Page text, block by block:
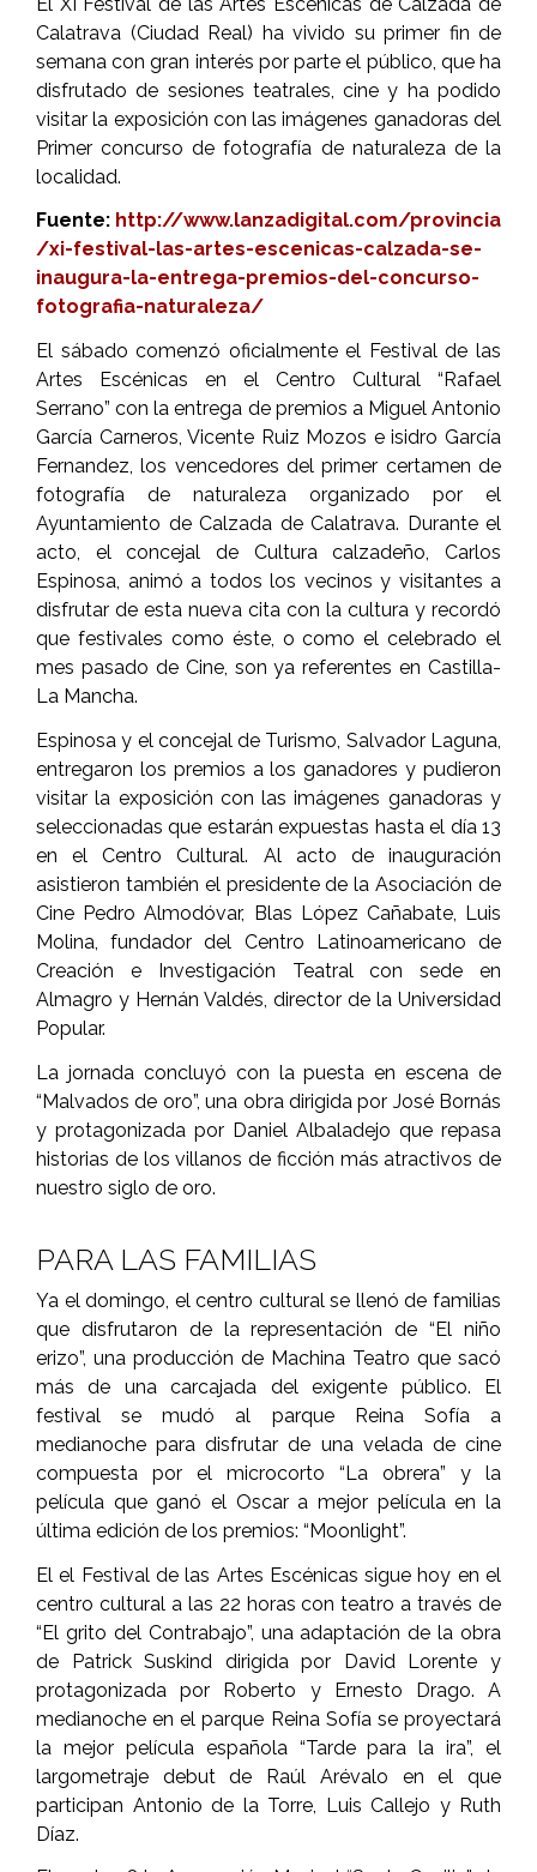
Calatrava (Ciudad Real) ha vivido su primer fin de
semana con gran interés por parte el público, que ha
disfrutado de sesiones teatrales, cine y ha podido
visitar la exposición con las imágenes ganadoras del
Primer concurso de fotografía de naturaleza de la
localidad.
Fuente: http://www.lanzadigital.com/provincia
/xi-festival-las-artes-escenicas-calzada-se-
inaugura-la-entrega-premios-del-concurso-
fotografia-naturaleza/
El sábado comenzó oficialmente el Festival de las
Artes Escénicas en el Centro Cultural “Rafael
Serrano” con la entrega de premios a Miguel Antonio
García Carneros, Vicente Ruiz Mozos e isidro García
Fernandez, los vencedores del primer certamen de
fotografía de naturaleza organizado por el
Ayuntamiento de Calzada de Calatrava. Durante el
acto, el concejal de Cultura calzadeño, Carlos
Espinosa, animó a todos los vecinos y visitantes a
disfrutar de esta nueva cita con la cultura y recordó
que festivales como éste, o como el celebrado el
mes pasado de Cine, son ya referentes en Castilla-
La Mancha.
Espinosa y el concejal de Turismo, Salvador Laguna,
entregaron los premios a los ganadores y pudieron
visitar la exposición con las imágenes ganadoras y
seleccionadas que estarán expuestas hasta el día 13
en el Centro Cultural. Al acto de inauguración
asistieron también el presidente de la Asociación de
Cine Pedro Almodóvar, Blas López Cañabate, Luis
Molina, fundador del Centro Latinoamericano de
Creación e Investigación Teatral con sede en
Almagro y Hernán Valdés, director de la Universidad
Popular.
La jornada concluyó con la puesta en escena de
“Malvados de oro”, una obra dirigida por José Bornás
y protagonizada por Daniel Albaladejo que repasa
historias de los villanos de ficción más atractivos de
nuestro siglo de oro.
PARA LAS FAMILIAS
Ya el domingo, el centro cultural se llenó de familias
que disfrutaron de la representación de “El niño
erizo”, una producción de Machina Teatro que sacó
más de una carcajada del exigente público. El
festival se mudó al parque Reina Sofía a
medianoche para disfrutar de una velada de cine
compuesta por el microcorto “La obrera” y la
película que ganó el Oscar a mejor película en la
última edición de los premios: “Moonlight”.
El el Festival de las Artes Escénicas sigue hoy en el
centro cultural a las 22 horas con teatro a través de
“El grito del Contrabajo”, una adaptación de la obra
de Patrick Suskind dirigida por David Lorente y
protagonizada por Roberto y Ernesto Drago. A
medianoche en el parque Reina Sofía se proyectará
la mejor película española “Tarde para la ira”, el
largometraje debut de Raúl Arévalo en el que
participan Antonio de la Torre, Luis Callejo y Ruth
Díaz.